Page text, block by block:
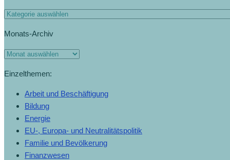
Kategorien
Monats-Archiv
Monats-
Einzelthemen:
Arbeit und Beschäftigung
Bildung
Energie
EU-, Europa- und Neutralitätspolitik
Familie und Bevölkerung
Finanzwesen